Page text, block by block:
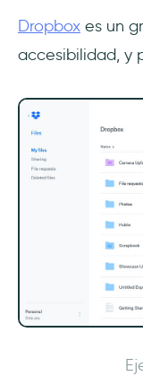
Dropbox es un
accesibilidad, y